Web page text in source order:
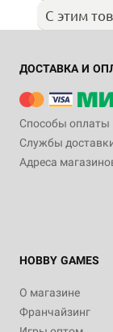
С этим
ДОСТАВКА И
Способы оплаты
Службы
Адреса
HOBBY GAMES
О магазине
Франчайзинг